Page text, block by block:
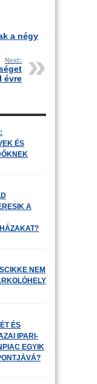
a négy
Next:
évre
ÉS
A
NEM
ÉS
IPARI-
EGYIK